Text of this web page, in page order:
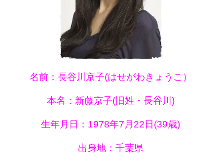
名前：長谷川京子(はせがわきょうこ）
本名：新藤京子(旧姓・長谷川)
生年月日：1978年7月22日(39歳)
出身地：千葉県